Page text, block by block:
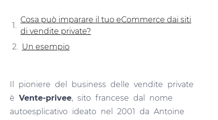
Cosa può imparare il tuo eCommerce dai siti
di vendite private?
Un esempio
Il pioniere del business delle vendite private
è Vente-privee, sito francese dal nome
autoesplicativo ideato nel 2001 da Antoine